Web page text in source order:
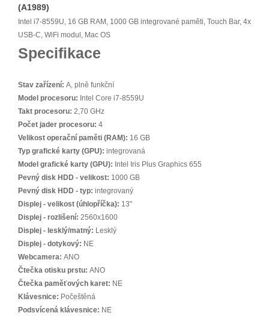
(A1989)
Intel i7-8559U, 16 GB RAM, 1000 GB integrované paměti, Touch Bar, 4x
USB-C, WiFi modul, Mac OS
Specifikace
Stav zařízení: A, plně funkční
Model procesoru: Intel Core i7-8559U
Takt procesoru: 2,70 GHz
Počet jader procesoru: 4
Velikost operační paměti (RAM): 16 GB
Typ grafické karty (GPU): integrovaná
Model grafické karty (GPU): Intel Iris Plus Graphics 655
Pevný disk HDD - velikost: 1000 GB
Pevný disk HDD - typ: integrovaný
Displej - velikost (úhlopříčka): 13"
Displej - rozlišení: 2560x1600
Displej - lesklý/matný: Lesklý
Displej - dotykový: NE
Webcamera: ANO
Čtečka otisku prstu: ANO
Čtečka paměťových karet: NE
Klávesnice: Počeštěná
Podsvícená klávesnice: NE